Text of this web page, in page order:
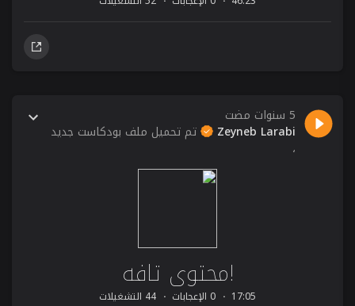
5 سنوات مضت
Zeyneb Larabi تم تحميل ملف بودكاست جديد
،
!محتوى تافه
17:05 0 الإعجابات 44 التشغيلات